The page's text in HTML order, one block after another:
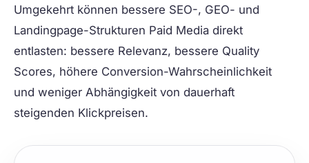
Umgekehrt können bessere SEO-, GEO- und
Landingpage-Strukturen Paid Media direkt
entlasten: bessere Relevanz, bessere Quality
Scores, höhere Conversion-Wahrscheinlichkeit
und weniger Abhängigkeit von dauerhaft
steigenden Klickpreisen.